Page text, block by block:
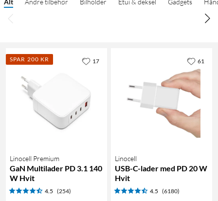
Alt Andre tilbehør Bilholder Etui & deksel Gadgets
SPAR 200 KR
Linocell Premium
GaN Multilader PD 3.1 140
W Hvit
4.5 (254)
17
Linocell
USB-C-lader med PD 20 W
Hvit
4.5 (6180)
61